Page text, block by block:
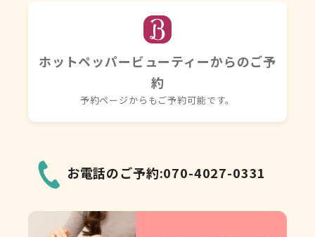
ホットペッパービューティーからのご予
約
予約ページからもご予約可能です。
お電話のご予約:070-4027-0331